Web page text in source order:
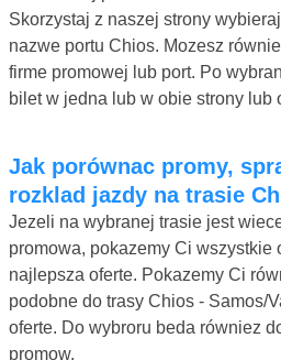
Skorzystaj z naszej strony
nazwe portu Chios. Mozesz
firme promowej lub port. Po
bilet w jedna lub w obie strony lub
Jak porównac promy, sprawdzic ceny i
rozklad jazdy na trasie
Jezeli na wybranej trasie jest
promowa, pokazemy Ci wszystkie
najlepsza oferte. Pokazemy Ci
podobne do trasy Chios - Samos/
oferte. Do wybroru beda równiez
promow.